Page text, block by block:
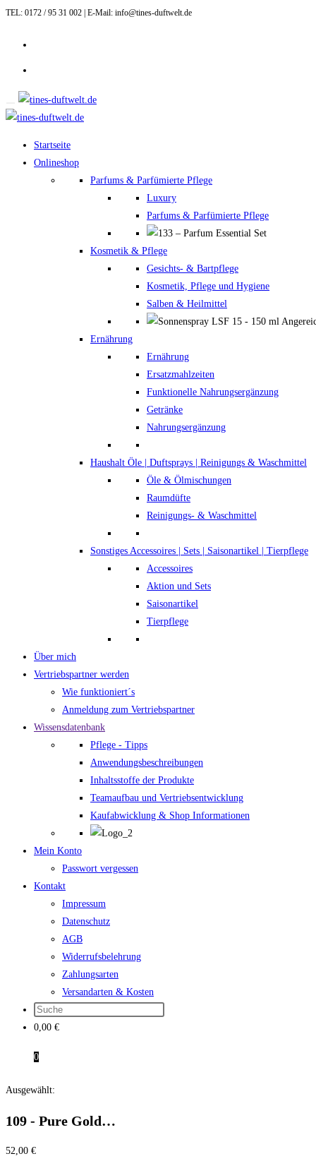
Zum
springen
TEL: 0172 / 95 31 002 | E-Mail: info@tines-duftwelt.de
Startseite
Onlineshop
Parfums & Parfümierte Pflege
Luxury
Parfums & Parfümierte Pflege
Kosmetik & Pflege
Gesichts- & Bartpflege
Kosmetik, Pflege und Hygiene
Salben & Heilmittel
Ernährung
Ernährung
Ersatzmahlzeiten
Funktionelle Nahrungsergänzung
Getränke
Nahrungsergänzung
Haushalt Öle | Duftsprays | Reinigungs & Waschmittel
Öle & Ölmischungen
Raumdüfte
Reinigungs- & Waschmittel
Sonstiges Accessoires | Sets | Saisonartikel | Tierpflege
Accessoires
Aktion und Sets
Saisonartikel
Tierpflege
Über mich
Vertriebspartner werden
Wie funktioniert´s
Anmeldung zum Vertriebspartner
Wissensdatenbank
Pflege - Tipps
Anwendungsbeschreibungen
Inhaltsstoffe der Produkte
Teamaufbau und Vertriebsentwicklung
Kaufabwicklung & Shop Informationen
Mein Konto
Passwort vergessen
Kontakt
Impressum
Datenschutz
AGB
Widerrufsbelehrung
Zahlungsarten
Versandarten & Kosten
0,00 €
0
Ausgewählt:
109 - Pure Gold…
52,00 €